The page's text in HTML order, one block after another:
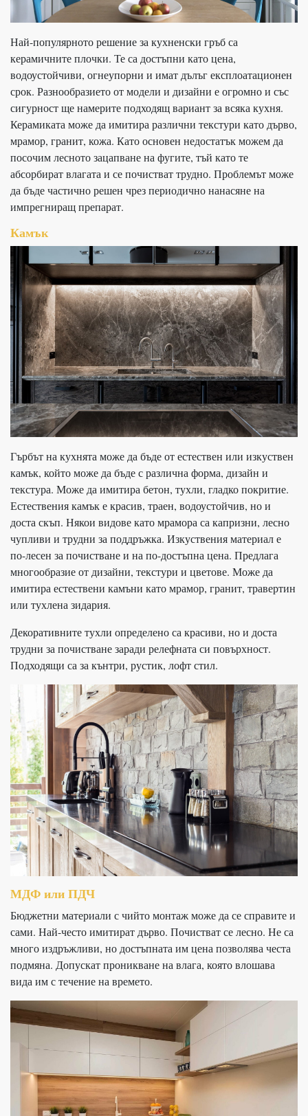
Най-популярното решение за кухненски гръб са
керамичните плочки. Те са достъпни като цена,
водоустойчиви, огнеупорни и имат дълъг експлоатационен
срок. Разнообразието от модели и дизайни е огромно и със
сигурност ще намерите подходящ вариант за всяка кухня.
Керамиката може да имитира различни текстури като дърво,
мрамор, гранит, кожа. Като основен недостатък можем да
посочим лесното зацапване на фугите, тъй като те
абсорбират влагата и се почистват трудно. Проблемът може
да бъде частично решен чрез периодично нанасяне на
импрегниращ препарат.
Камък
Гърбът на кухнята може да бъде от естествен или изкуствен
камък, който може да бъде с различна форма, дизайн и
текстура. Може да имитира бетон, тухли, гладко покритие.
Естествения камък е красив, траен, водоустойчив, но и
доста скъп. Някои видове като мрамора са капризни, лесно
чупливи и трудни за поддръжка. Изкуствения материал е
по-лесен за почистване и на по-достъпна цена. Предлага
многообразие от дизайни, текстури и цветове. Може да
имитира естествени камъни като мрамор, гранит, травертин
или тухлена зидария.
Декоративните тухли определено са красиви, но и доста
трудни за почистване заради релефната си повърхност.
Подходящи са за кънтри, рустик, лофт стил.
МДФ или ПДЧ
Бюджетни материали с чийто монтаж може да се справите и
сами. Най-често имитират дърво. Почистват се лесно. Не са
много издръжливи, но достъпната им цена позволява честа
подмяна. Допускат проникване на влага, която влошава
вида им с течение на времето.